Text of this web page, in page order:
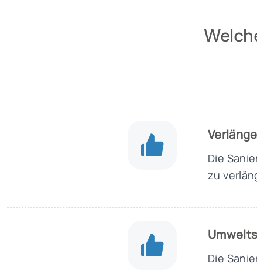
Die
zu
Die